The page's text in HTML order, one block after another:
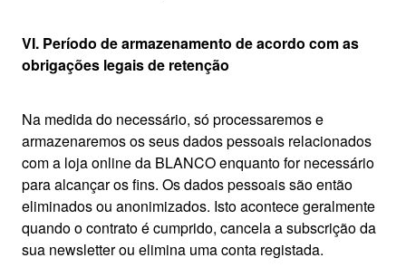
VI. Período de armazenamento de acordo com as
obrigações legais de retenção
Na medida do necessário, só processaremos e
armazenaremos os seus dados pessoais relacionados
com a loja online da BLANCO enquanto for necessário
para alcançar os fins. Os dados pessoais são então
eliminados ou anonimizados. Isto acontece geralmente
quando o contrato é cumprido, cancela a subscrição da
sua newsletter ou elimina uma conta registada.